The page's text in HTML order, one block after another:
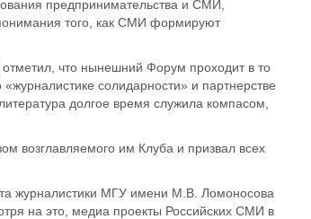
предпринимательства и СМИ,
того, как СМИ формируют
что нынешний Форум проходит в то
солидарности» и партнерстве
долгое время служила компасом,
возглавляемого им Клуба и призвал всех
журналистики МГУ имени М.В. Ломоносова
на это, медиа проекты Российских СМИ в